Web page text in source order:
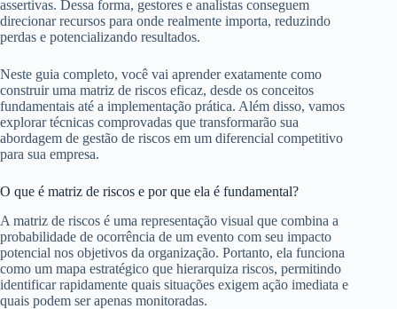
assertivas. Dessa forma, gestores e analistas conseguem
direcionar recursos para onde realmente importa, reduzindo
perdas e potencializando resultados.
Neste guia completo, você vai aprender exatamente como
construir uma matriz de riscos eficaz, desde os conceitos
fundamentais até a implementação prática. Além disso, vamos
explorar técnicas comprovadas que transformarão sua
abordagem de gestão de riscos em um diferencial competitivo
para sua empresa.
O que é matriz de riscos e por que ela é fundamental?
A matriz de riscos é uma representação visual que combina a
probabilidade de ocorrência de um evento com seu impacto
potencial nos objetivos da organização. Portanto, ela funciona
como um mapa estratégico que hierarquiza riscos, permitindo
identificar rapidamente quais situações exigem ação imediata e
quais podem ser apenas monitoradas.